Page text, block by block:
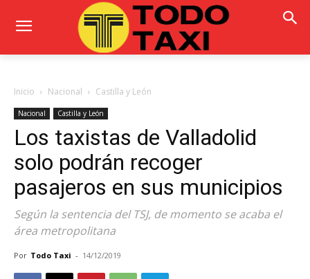
Inicio Nacional Castilla y León
Nacional Castilla y León
Los taxistas de Valladolid
solo podrán recoger
pasajeros en sus municipios
Según la sentencia del TSJ, de momento se acaba el
área metropolitana
Por Todo Taxi - 14/12/2019